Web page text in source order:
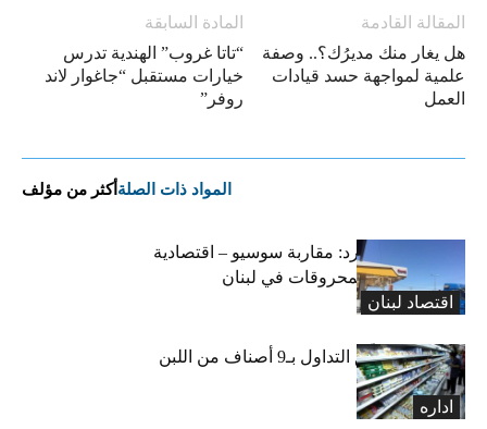
المادة السابقة
“تاتا غروب” الهندية تدرس
خيارات مستقبل “جاغوار لاند
روفر”
المقالة القادمة
هل يغار منك مديرُك؟.. وصفة
علمية لمواجهة حسد قيادات
العمل
المواد ذات الصلة أكثر من مؤلف
اقتصاد لبنان
التضخم المستورد: مقاربة سوسيو – اقتصادية
لارتفاع أسعار المحروقات في لبنان
اداره
«الاقتصاد» تعلّق التداول بـ9 أصناف من اللبن
واللبنة